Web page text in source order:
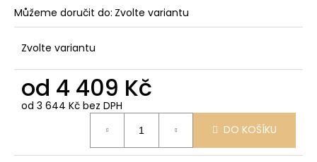
Můžeme doručit do: Zvolte variantu
Zvolte variantu
od 4 409 Kč
od 3 644 Kč bez DPH
DO KOŠÍKU